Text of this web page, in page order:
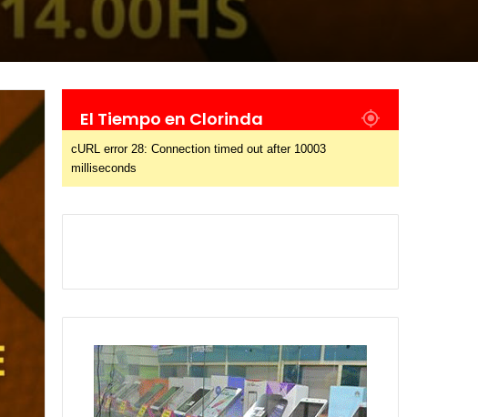
El Tiempo en Clorinda
cURL error 28: Connection timed out after 10003
milliseconds